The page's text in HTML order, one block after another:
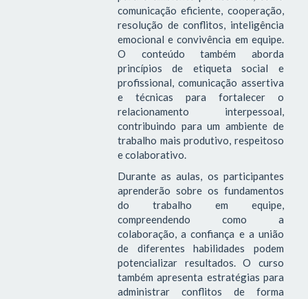
comunicação eficiente, cooperação,
resolução de conflitos, inteligência
emocional e convivência em equipe.
O conteúdo também aborda
princípios de etiqueta social e
profissional, comunicação assertiva
e técnicas para fortalecer o
relacionamento interpessoal,
contribuindo para um ambiente de
trabalho mais produtivo, respeitoso
e colaborativo.
Durante as aulas, os participantes
aprenderão sobre os fundamentos
do trabalho em equipe,
compreendendo como a
colaboração, a confiança e a união
de diferentes habilidades podem
potencializar resultados. O curso
também apresenta estratégias para
administrar conflitos de forma